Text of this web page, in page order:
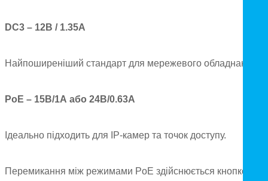
DC3 – 12В / 1.35А
Найпоширеніший стандарт для мережевого обладнання.
PoE – 15В/1А або 24В/0.63А
Ідеально підходить для IP-камер та точок доступу.
Перемикання між режимами PoE здійснюється кнопкою,